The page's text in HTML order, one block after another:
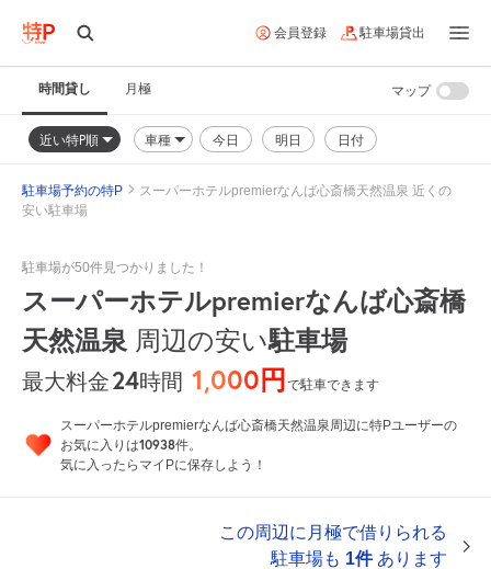
会員登録 駐車場貸出
時間貸し 月極
近い特P順 車種 今日 明日 日付
マップ
駐車場予約の特P
スーパーホテルpremierなんば心斎橋天然温泉 近くの
安い駐車場
駐車場が50件見つかりました！
スーパーホテルpremierなんば心斎橋
天然温泉周辺の安い駐車場
最大料金24時間 1,000円で駐車できます
スーパーホテルpremierなんば心斎橋天然温泉周辺に特Pユーザーの
お気に入りは10938件。
気に入ったらマイPに保存しよう！
この周辺に月極で借りられる
駐車場も 1件あります